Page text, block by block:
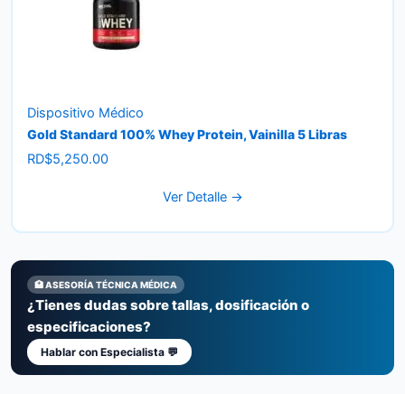
Dispositivo Médico
Gold Standard 100% Whey Protein, Vainilla 5 Libras
RD$5,250.00
Ver Detalle →
🏥 ASESORÍA TÉCNICA MÉDICA
¿Tienes dudas sobre tallas, dosificación o
especificaciones?
Hablar con Especialista 💬